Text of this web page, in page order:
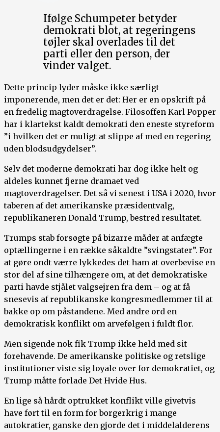
Ifølge Schumpeter betyder
demokrati blot, at regeringens
tøjler skal overlades til det
parti eller den person, der
vinder valget.
Dette princip lyder måske ikke særligt
imponerende, men det er det: Her er en opskrift på
en fredelig magtoverdragelse. Filosoffen Karl Popper
har i klartekst kaldt demokrati den eneste styreform
”i hvilken det er muligt at slippe af med en regering
uden blodsudgydelser”.
Selv det moderne demokrati har dog ikke helt og
aldeles kunnet fjerne dramaet ved
magtoverdragelser. Det så vi senest i USA i 2020, hvor
taberen af det amerikanske præsidentvalg,
republikaneren Donald Trump, bestred resultatet.
Trumps stab forsøgte på bizarre måder at anfægte
optællingerne i en række såkaldte ”svingstater”. For
at gøre ondt værre lykkedes det ham at overbevise en
stor del af sine tilhængere om, at det demokratiske
parti havde stjålet valgsejren fra dem – og at få
snesevis af republikanske kongresmedlemmer til at
bakke op om påstandene. Med andre ord en
demokratisk konflikt om arvefølgen i fuldt flor.
Men sigende nok fik Trump ikke held med sit
forehavende. De amerikanske politiske og retslige
institutioner viste sig loyale over for demokratiet, og
Trump måtte forlade Det Hvide Hus.
En lige så hårdt optrukket konflikt ville givetvis
have ført til en form for borgerkrig i mange
autokratier, ganske den gjorde det i middelalderens